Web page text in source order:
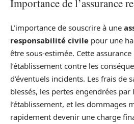
Importance de l’assurance
L’importance de souscrire à une
responsabilité civile pour une
être sous-estimée. Cette
l’établissement contre les
d’éventuels incidents. Les frais de
blessés, les pertes engendrées
l’établissement, et les dommages
rapidement devenir une charge